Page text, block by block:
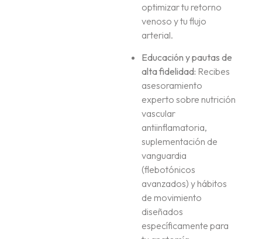
optimizar tu retorno
venoso y tu flujo
arterial.
Educación y pautas de
alta fidelidad: Recibes
asesoramiento
experto sobre nutrición
vascular
antiinflamatoria,
suplementación de
vanguardia
(flebotónicos
avanzados) y hábitos
de movimiento
diseñados
específicamente para